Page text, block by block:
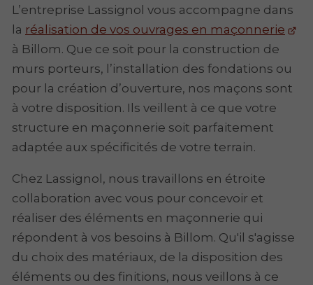
L’entreprise Lassignol vous accompagne dans
la réalisation de vos ouvrages en maçonnerie
à Billom. Que ce soit pour la construction de
murs porteurs, l’installation des fondations ou
pour la création d’ouverture, nos maçons sont
à votre disposition. Ils veillent à ce que votre
structure en maçonnerie soit parfaitement
adaptée aux spécificités de votre terrain.
Chez Lassignol, nous travaillons en étroite
collaboration avec vous pour concevoir et
réaliser des éléments en maçonnerie qui
répondent à vos besoins à Billom. Qu'il s'agisse
du choix des matériaux, de la disposition des
éléments ou des finitions, nous veillons à ce